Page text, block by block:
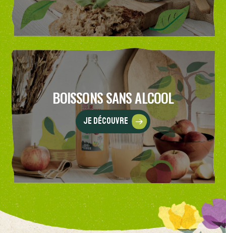
BOISSONS SANS ALCOOL
Je découvre